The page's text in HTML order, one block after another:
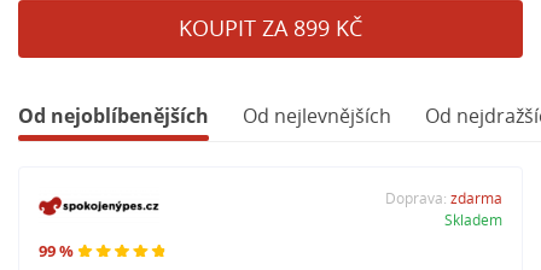
KOUPIT ZA 899 KČ
Od nejoblíbenějších Od nejlevnějších Od
99 %
Doprava: zdarma
Skladem